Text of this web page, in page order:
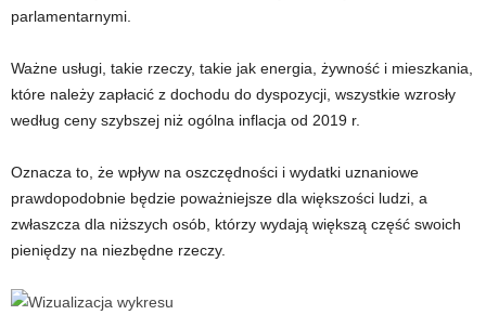
parlamentarnymi.
Ważne usługi, takie rzeczy, takie jak energia, żywność i mieszkania,
które należy zapłacić z dochodu do dyspozycji, wszystkie wzrosły
według ceny szybszej niż ogólna inflacja od 2019 r.
Oznacza to, że wpływ na oszczędności i wydatki uznaniowe
prawdopodobnie będzie poważniejsze dla większości ludzi, a
zwłaszcza dla niższych osób, którzy wydają większą część swoich
pieniędzy na niezbędne rzeczy.